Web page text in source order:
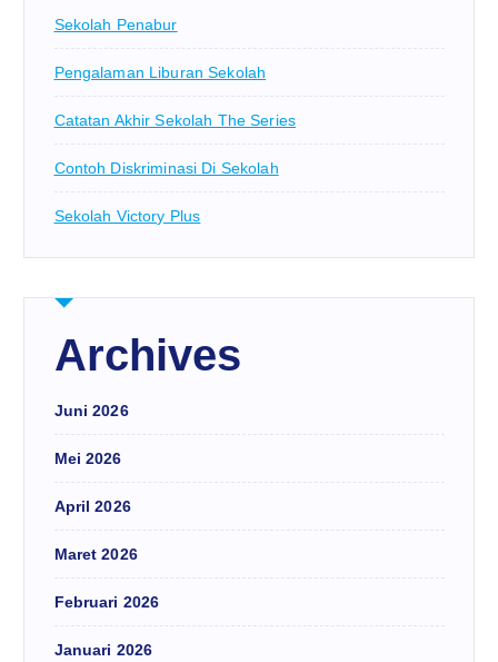
Sekolah Penabur
Pengalaman Liburan Sekolah
Catatan Akhir Sekolah The Series
Contoh Diskriminasi Di Sekolah
Sekolah Victory Plus
Archives
Juni 2026
Mei 2026
April 2026
Maret 2026
Februari 2026
Januari 2026